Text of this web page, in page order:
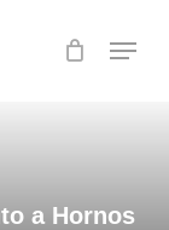
Menu
a Hornos